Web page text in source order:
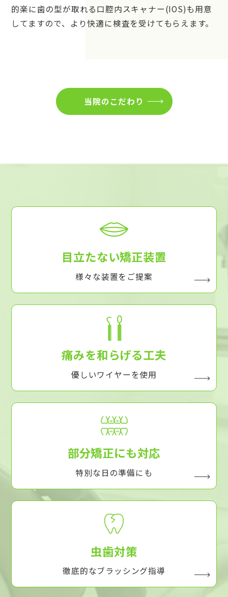
的楽に歯の型が取れる口腔内スキャナー(IOS)も用意
してますので、より快適に検査を受けてもらえます。
当院のこだわり
目立たない矯正装置
様々な装置をご提案
痛みを和らげる工夫
優しいワイヤーを使用
部分矯正にも対応
特別な日の準備にも
虫歯対策
徹底的なブラッシング指導